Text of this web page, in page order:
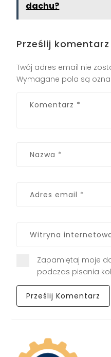
dachu?
Prześlij komentarz
Twój adres email nie
Wymagane pola są
Zapamiętaj moje
podczas pisania